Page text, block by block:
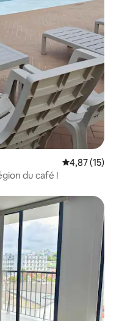
Évaluation
4,87 (15)
du café !
appréciés